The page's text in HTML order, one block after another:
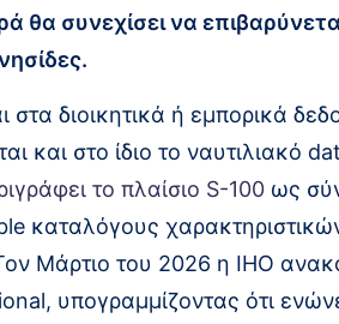
θα συνεχίσει να
στα διοικητικά ή εμπορικά
και στο ίδιο το ναυτιλιακό
το πλαίσιο S-100 ως
καταλόγους
Μάρτιο του 2026 η IHO
υπογραμμίζοντας ότι